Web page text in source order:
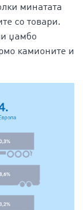
минатата
со товари.
џамбо
камионите и